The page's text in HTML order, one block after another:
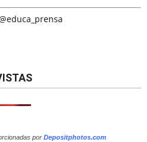
por Depositphotos.com